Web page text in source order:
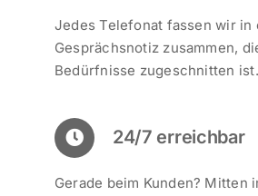
Jedes Telefonat fassen wir in
Gesprächsnotiz zusammen,
Bedürfnisse zugeschnitten ist.
24/7 erreichbar
Gerade beim Kunden? Mitten